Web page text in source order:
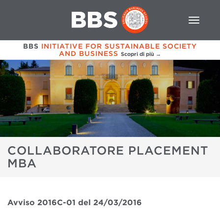
BBS INITIATIVE FOR SUSTAINABLE SOCIETY
AND BUSINESS Scopri di più →
COLLABORATORE PLACEMENT
MBA
Avviso 2016C-01 del 24/03/2016